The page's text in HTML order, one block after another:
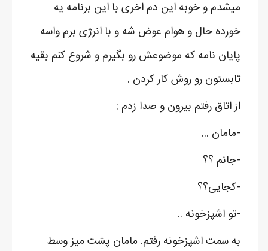
میشدم و خوبه این دم اخری با این برنامه یه
خورده حال و هوام عوض شه و با انرژی برم واسه
پایان نامه که موضوعش رو بگیرم و شروع کنم بقیه
تابستون رو روش کار کردن .
از اتاق رفتم بیرون و صدا زدم :
-مامان ...
-جانم ؟؟
-کجایی؟؟
-تو اشپزخونه ..
به سمت اشپزخونه رفتم. مامان پشت میز وسط